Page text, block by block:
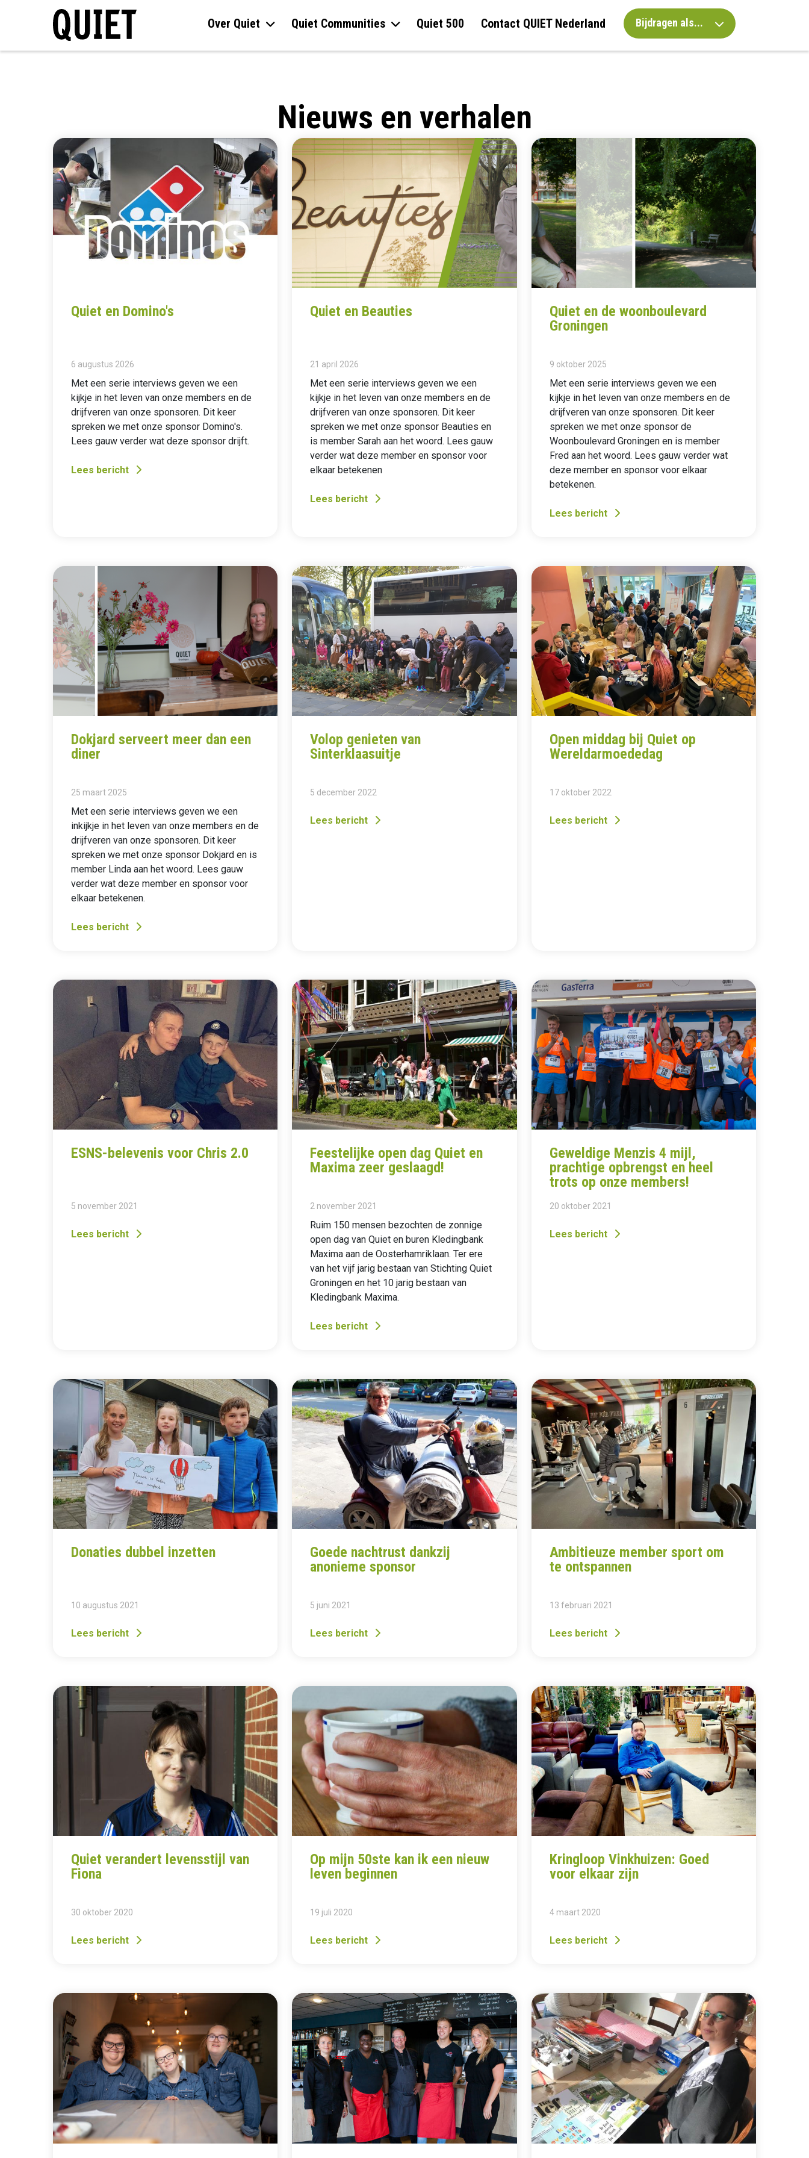
Over Quiet Quiet Communities Quiet 500 Contact QUIET Nederland Bijdragen als...
Nieuws en verhalen
Quiet en Domino's
6 augustus 2026
Met een serie interviews geven we een
kijkje in het leven van onze members en de
drijfveren van onze sponsoren. Dit keer
spreken we met onze sponsor Domino's.
Lees gauw verder wat deze sponsor drijft.
Lees bericht
Quiet en Beauties
21 april 2026
Met een serie interviews geven we een
kijkje in het leven van onze members en de
drijfveren van onze sponsoren. Dit keer
spreken we met onze sponsor Beauties en
is member Sarah aan het woord. Lees gauw
verder wat deze member en sponsor voor
elkaar betekenen
Lees bericht
Quiet en de woonboulevard
Groningen
9 oktober 2025
Met een serie interviews geven we een
kijkje in het leven van onze members en de
drijfveren van onze sponsoren. Dit keer
spreken we met onze sponsor de
Woonboulevard Groningen en is member
Fred aan het woord. Lees gauw verder wat
deze member en sponsor voor elkaar
betekenen.
Lees bericht
Dokjard serveert meer dan een
diner
25 maart 2025
Met een serie interviews geven we een
inkijkje in het leven van onze members en de
drijfveren van onze sponsoren. Dit keer
spreken we met onze sponsor Dokjard en is
member Linda aan het woord. Lees gauw
verder wat deze member en sponsor voor
elkaar betekenen.
Lees bericht
Volop genieten van
Sinterklaasuitje
5 december 2022
Lees bericht
Open middag bij Quiet op
Wereldarmoededag
17 oktober 2022
Lees bericht
ESNS-belevenis voor Chris 2.0
5 november 2021
Lees bericht
Feestelijke open dag Quiet en
Maxima zeer geslaagd!
2 november 2021
Ruim 150 mensen bezochten de zonnige
open dag van Quiet en buren Kledingbank
Maxima aan de Oosterhamriklaan. Ter ere
van het vijf jarig bestaan van Stichting Quiet
Groningen en het 10 jarig bestaan van
Kledingbank Maxima.
Lees bericht
Geweldige Menzis 4 mijl,
prachtige opbrengst en heel
trots op onze members!
20 oktober 2021
Lees bericht
Donaties dubbel inzetten
10 augustus 2021
Lees bericht
Goede nachtrust dankzij
anonieme sponsor
5 juni 2021
Lees bericht
Ambitieuze member sport om
te ontspannen
13 februari 2021
Lees bericht
Quiet verandert levensstijl van
Fiona
30 oktober 2020
Lees bericht
Op mijn 50ste kan ik een nieuw
leven beginnen
19 juli 2020
Lees bericht
Kringloop Vinkhuizen: Goed
voor elkaar zijn
4 maart 2020
Lees bericht